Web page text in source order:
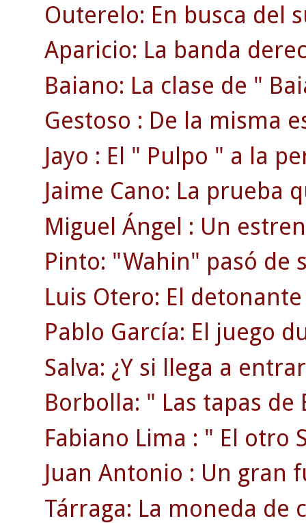
Outerelo: En busca del
Aparicio: La banda
Baiano: La clase de "
Gestoso : De la misma
Jayo : El " Pulpo " a la
Jaime Cano: La prueba
Miguel Ángel : Un
Pinto: "Wahin" pasó de
Luis Otero: El
Pablo García: El juego
Salva: ¿Y si llega a
Borbolla: " Las tapas de
Fabiano Lima : " El otro
Juan Antonio : Un gran
Tárraga: La moneda de